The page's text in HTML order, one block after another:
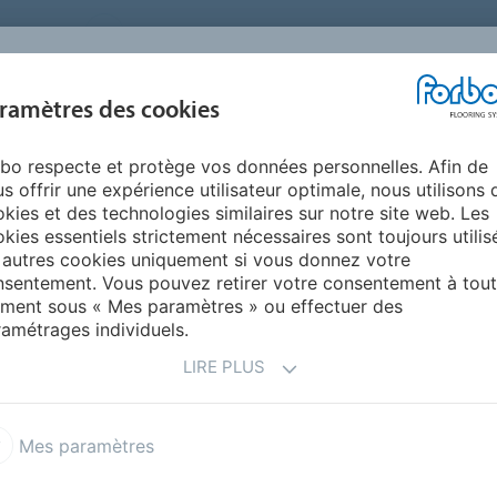
FRANCE
BLOG &
REALISATIONS
FAQ AIDE
épaisse velours
VELOURS : UN
QUOTIDIEN
lamoquetteépaisse possède de nombreux atouts
procure un confort appréciable et un décor
revêtement de sol
permettent de créer un design et des ambiances
des cookies
respecte et protège vos données personnelles. Afin de
offrir une expérience utilisateur optimale, nous utilisons
et des technologies similaires sur notre site web. Les
essentiels strictement nécessaires sont toujours
cookies uniquement si vous donnez votre
Vous pouvez retirer votre consentement à tout
sous « Mes paramètres » ou effectuer des
individuels.
LIRE PLUS
Mes paramètres